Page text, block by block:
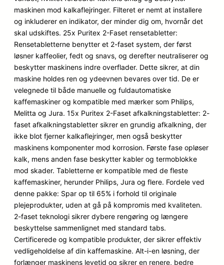
maskinen mod kalkaflejringer. Filteret er nemt at installere
og inkluderer en indikator, der minder dig om, hvornår det
skal udskiftes. 25x Puritex 2-Faset rensetabletter:
Rensetabletterne benytter et 2-faset system, der først
løsner kaffeolier, fedt og snavs, og derefter neutraliserer og
beskytter maskinens indre overflader. Dette sikrer, at din
maskine holdes ren og ydeevnen bevares over tid. De er
velegnede til både manuelle og fuldautomatiske
kaffemaskiner og kompatible med mærker som Philips,
Melitta og Jura. 15x Puritex 2-Faset afkalkningstabletter: 2-
faset afkalkningstabletter sikrer en grundig afkalkning, der
ikke blot fjerner kalkaflejringer, men også beskytter
maskinens komponenter mod korrosion. Første fase opløser
kalk, mens anden fase beskytter kabler og termoblokke
mod skader. Tabletterne er kompatible med de fleste
kaffemaskiner, herunder Philips, Jura og flere. Fordele ved
denne pakke: Spar op til 65% i forhold til originale
plejeprodukter, uden at gå på kompromis med kvaliteten.
2-faset teknologi sikrer dybere rengøring og længere
beskyttelse sammenlignet med standard tabs.
Certificerede og kompatible produkter, der sikrer effektiv
vedligeholdelse af din kaffemaskine. Alt-i-en løsning, der
forlænger maskinens levetid og sikrer en renere, bedre